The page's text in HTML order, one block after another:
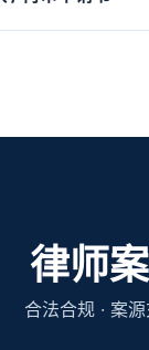
律师
合法合规 · 案